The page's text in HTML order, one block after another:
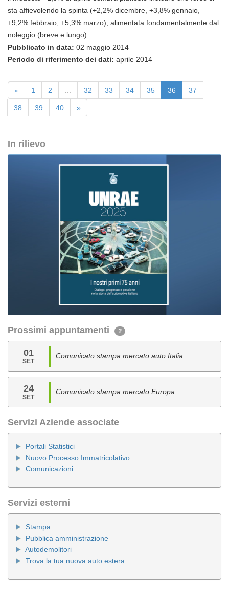
sta affievolendo la spinta (+2,2% dicembre, +3,8% gennaio,
+9,2% febbraio, +5,3% marzo), alimentata fondamentalmente dal
noleggio (breve e lungo).
Pubblicato in data: 02 maggio 2014
Periodo di riferimento dei dati: aprile 2014
« 1 2 32 33 34 35 36 37
38 39 40 »
In rilievo
Prossimi appuntamenti ?
01
SET
Comunicato stampa mercato auto Italia
24
SET
Comunicato stampa mercato Europa
Servizi Aziende associate
Portali Statistici
Nuovo Processo Immatricolativo
Comunicazioni
Servizi esterni
Stampa
Pubblica amministrazione
Autodemolitori
Trova la tua nuova auto estera